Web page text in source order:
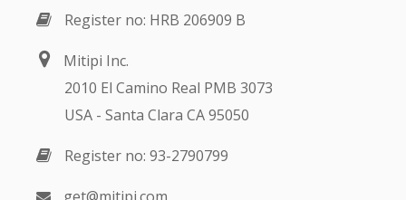
Register no: HRB 206909 B
Mitipi Inc.
2010 El Camino Real PMB 3073
USA - Santa Clara CA 95050
Register no: 93-2790799